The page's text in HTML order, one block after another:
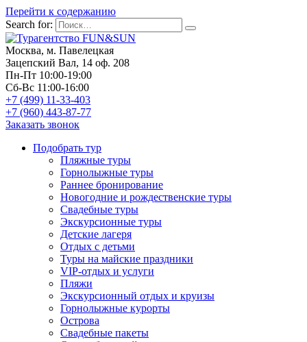
Перейти к содержанию
Search for:
Москва, м. Павелецкая
Зацепский Вал, 14 оф. 208
Пн-Пт 10:00-19:00
Сб-Вс 11:00-16:00
+7 (499) 11-33-403
+7 (960) 443-87-77
Заказать звонок
Подобрать тур
Пляжные туры
Горнолыжные туры
Раннее бронирование
Новогодние и рождественские туры
Свадебные туры
Экскурсионные туры
Детские лагеря
Отдых с детьми
Туры на майские праздники
VIP-отдых и услуги
Пляжи
Экскурсионный отдых и круизы
Горнолыжные курорты
Острова
Свадебные пакеты